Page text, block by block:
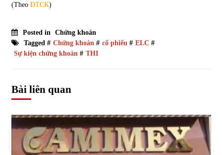
(Theo ĐTCK)
Posted in
Chứng khoán
Tagged # Chứng khoán # cổ phiếu # ELC #
Sự kiện chứng khoán # THI
Bài liên quan